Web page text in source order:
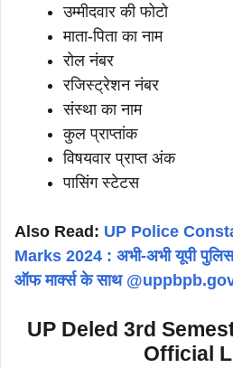
उम्मीदवार की फोटो
माता-पिता का नाम
रोल नंबर
रजिस्ट्रेशन नंबर
संस्था का नाम
कुल प्राप्तांक
विषयवार प्राप्त अंक
पासिंग स्टेटस
Also Read: UP Police
Marks 2024 : अभी-अभी यूपी
ऑफ मार्क्स के साथ
UP Deled 3rd
Official